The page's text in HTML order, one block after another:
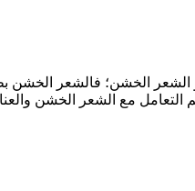
الخشن؛ فالشعر الخشن
تم التعامل مع الشعر الخشن